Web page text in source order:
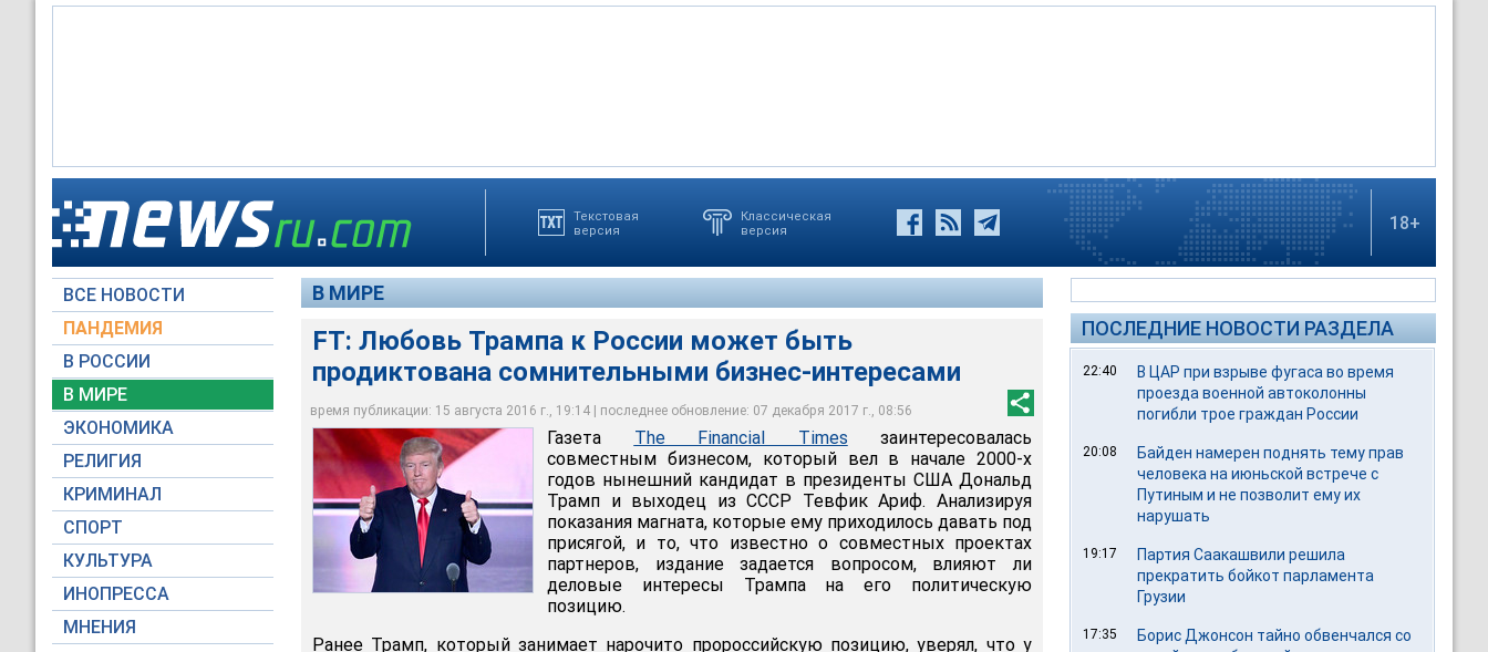
Текстовая
версия
Классическая
версия
18+
ВСЕ НОВОСТИ
ПАНДЕМИЯ
В РОССИИ
В МИРЕ
ЭКОНОМИКА
РЕЛИГИЯ
КРИМИНАЛ
СПОРТ
КУЛЬТУРА
ИНОПРЕССА
МНЕНИЯ
В МИРЕ
FT: Любовь Трампа к России может быть
продиктована сомнительными бизнес-интересами
время публикации: 15 августа 2016 г., 19:14 | последнее обновление: 07 декабря 2017 г., 08:56
Газета Financial Times заинтересовалась совместным бизнесом, который вел в
начале 2000-х годов нынешний кандидат в президенты США Дональд Трамп и
выходец из СССР Тевфик Ариф
Global Look Press
Газета The Financial Times заинтересовалась
совместным бизнесом, который вел в начале 2000-х
годов нынешний кандидат в президенты США Дональд
Трамп и выходец из СССР Тевфик Ариф. Анализируя
показания магната, которые ему приходилось давать под
присягой, и то, что известно о совместных проектах
партнеров, издание задается вопросом, влияют ли
деловые интересы Трампа на его политическую
позицию.
Ранее Трамп, который занимает нарочито пророссийскую позицию, уверял, что у
ПОСЛЕДНИЕ НОВОСТИ РАЗДЕЛА
22:40
В ЦАР при взрыве фугаса во время
проезда военной автоколонны
погибли трое граждан России
20:08
Байден намерен поднять тему прав
человека на июньской встрече с
Путиным и не позволит ему их
нарушать
19:17
Партия Саакашвили решила
прекратить бойкот парламента
Грузии
17:35
Борис Джонсон тайно обвенчался со